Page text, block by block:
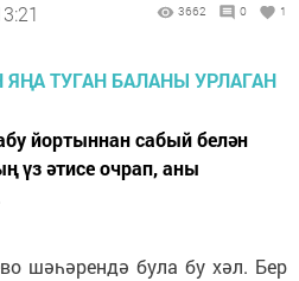
3662 0 1
йортыннан сабый белән
үз әтисе очрап, аны
шәһәрендә була бу хәл. Бер